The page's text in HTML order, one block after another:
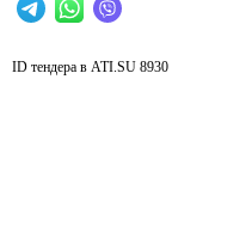
ID тендера в ATI.SU 8930